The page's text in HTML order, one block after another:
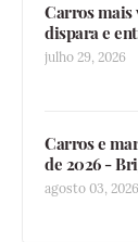
Carros mais
dispara e
julho 29, 2026
Carros e
de 2026 -
agosto 03, 2026